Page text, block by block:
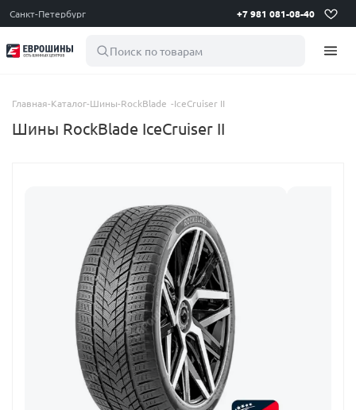
Санкт-Петербург +7 981 081-08-40
Поиск по товарам
Главная-Каталог-Шины-RockBlade -IceCruiser II
Шины RockBlade IceCruiser II